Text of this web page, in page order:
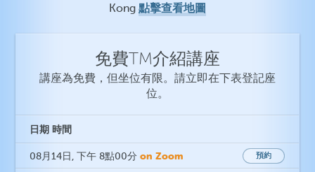
Kong 點擊查看地圖
免費TM介紹講座
講座為免費，但坐位有限。請立即在下表登記座
位。
日期 時間
08月14日 , 下午 8點00分 on Zoom 預約